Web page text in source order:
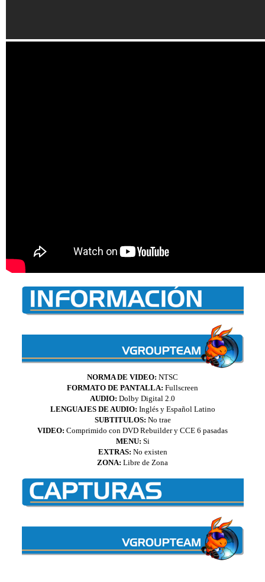
NORMA DE VIDEO: NTSC
FORMATO DE PANTALLA: Fullscreen
AUDIO: Dolby Digital 2.0
LENGUAJES DE AUDIO: Inglés y Español Latino
SUBTITULOS: No trae
VIDEO: Comprimido con DVD Rebuilder y CCE 6 pasadas
MENU: Si
EXTRAS: No existen
ZONA: Libre de Zona